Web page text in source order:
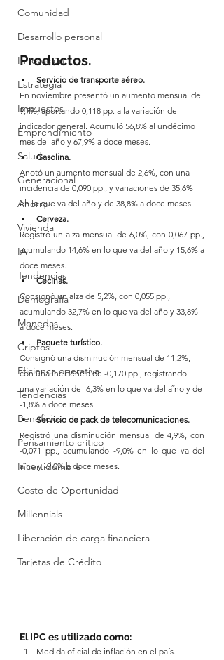
Comunidad
Desarrollo personal
Innovación
Estrategia
Impuestos
Emprendimiento
Salud
Generacional
Ahorro
Vivienda
IA
Tendencias
Demografía
Monedas
Criptos
Eficienca operativa
Tendencias
Beneficios
Pensamiento crítico
Incertidumbre
Costo de Oportunidad
Millennials
Liberación de carga financiera
Tarjetas de Crédito
Productos.
Servicio de transporte aéreo.
En noviembre presentó un aumento mensual de
9,7%, aportando 0,118 pp. a la variación del
indicador general. Acumuló 56,8% al undécimo
mes del año y 67,9% a doce meses.
Gasolina.
Anotó un aumento mensual de 2,6%, con una
incidencia de 0,090 pp., y variaciones de 35,6%
en lo que va del año y de 38,8% a doce meses.
Cerveza.
Registró un alza mensual de 6,0%, con 0,067 pp.,
acumulando 14,6% en lo que va del año y 15,6% a
doce meses.
Cecinas.
Consignó un alza de 5,2%, con 0,055 pp.,
acumulando 32,7% en lo que va del año y 33,8%
a doce meses.
Paquete turístico.
Consignó una disminución mensual de 11,2%,
con una incidencia de -0,170 pp., registrando
una variación de -6,3% en lo que va del a˜no y de
-1,8% a doce meses.
Servicio de pack de telecomunicaciones.
Registró una disminución mensual de 4,9%, con
-0,071 pp., acumulando -9,0% en lo que va del
a˜no y -9,0% a doce meses.
El IPC es utilizado como:
Medida oficial de inflación en el país.